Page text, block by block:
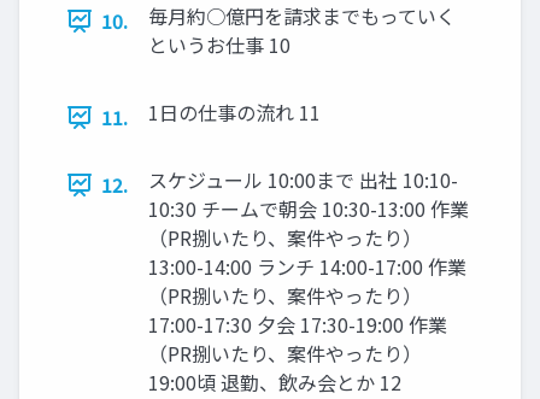
10.
毎月約○億円を請求までもっていく
というお仕事 10
11. 1日の仕事の流れ 11
12.
スケジュール 10:00まで 出社 10:10-
10:30 チームで朝会 10:30-13:00 作業
（PR捌いたり、案件やったり）
13:00-14:00 ランチ 14:00-17:00 作業
（PR捌いたり、案件やったり）
17:00-17:30 夕会 17:30-19:00 作業
（PR捌いたり、案件やったり）
19:00頃 退勤、飲み会とか 12